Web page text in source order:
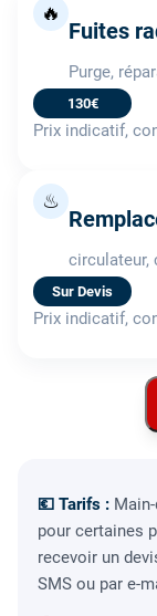
🔥
Fuites
Purge,
130€
Prix indicatif,
♨
circulateur,
Sur Devis
Prix indicatif,
💶 Tarifs :
pour certaines
recevoir un
SMS ou par e-